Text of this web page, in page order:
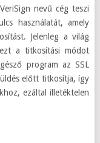
nevű cég teszi
használatát, amely
Jelenleg a világ
ezt a titkosítási módot
program az SSL
előtt titkosítja, így
ezáltal illetéktelen